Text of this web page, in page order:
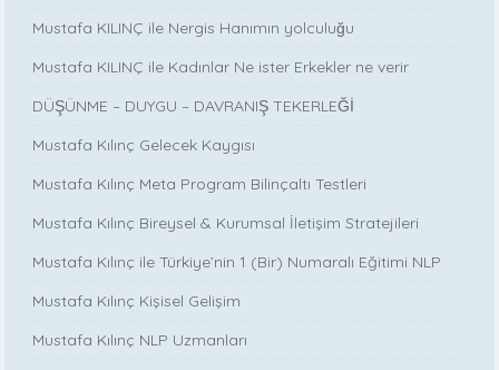
Mustafa KILINÇ ile Nergis Hanımın yolculuğu
Mustafa KILINÇ ile Kadınlar Ne ister Erkekler ne verir
DÜŞÜNME – DUYGU – DAVRANIŞ TEKERLEĞİ
Mustafa Kılınç Gelecek Kaygısı
Mustafa Kılınç Meta Program Bilinçaltı Testleri
Mustafa Kılınç Bireysel & Kurumsal İletişim Stratejileri
Mustafa Kılınç ile Türkiye’nin 1 (Bir) Numaralı Eğitimi NLP
Mustafa Kılınç Kişisel Gelişim
Mustafa Kılınç NLP Uzmanları